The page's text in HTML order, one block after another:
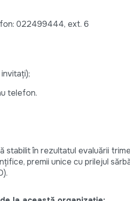
022499444, ext. 6
telefon.
stabilit în rezultatul evaluării
premii unice cu prilejul